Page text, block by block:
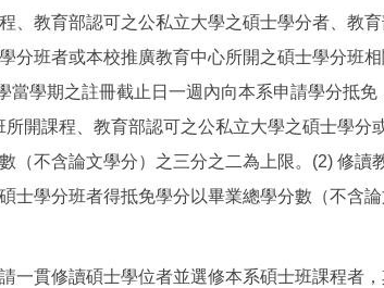
、教育部認可之公私立大學之碩士學分者、教
分班者或本校推廣教育中心所開之碩士學分班
當學期之註冊截止日一週內向本系申請學分抵免
開課程、教育部認可之公私立大學之碩士學分
（不含論文學分）之三分之二為上限。(2) 修讀
士學分班者得抵免學分以畢業總學分數（不含
一貫修讀碩士學位者並選修本系碩士班課程者